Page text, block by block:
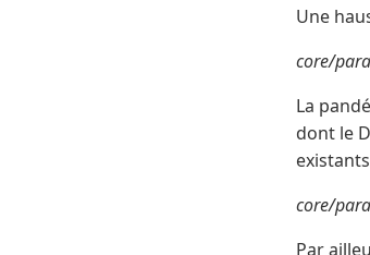
Une
core/
La
dont le
core/
Par